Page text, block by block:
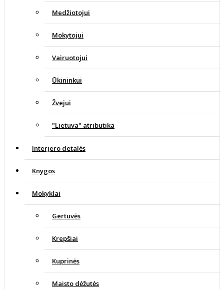
Medžiotojui
Mokytojui
Vairuotojui
Ūkininkui
Žvejui
"Lietuva" atributika
Interjero detalės
Knygos
Mokyklai
Gertuvės
Krepšiai
Kuprinės
Maisto dėžutės